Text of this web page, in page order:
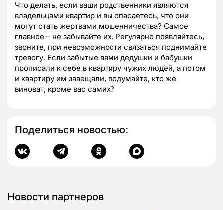
Что делать, если ваши родственники являются
владельцами квартир и вы опасаетесь, что они
могут стать жертвами мошенничества? Самое
главное – не забывайте их. Регулярно появляйтесь,
звоните, при невозможности связаться поднимайте
тревогу. Если забытые вами дедушки и бабушки
прописали к себе в квартиру чужих людей, а потом
и квартиру им завещали, подумайте, кто же
виноват, кроме вас самих?
Поделиться новостью:
Новости партнеров